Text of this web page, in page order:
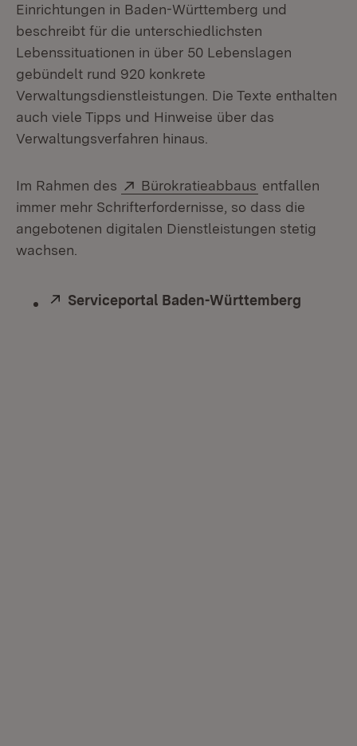
Einrichtungen in Baden-Württemberg und
beschreibt für die unterschiedlichsten
Lebenssituationen in über 50 Lebenslagen
gebündelt rund 920 konkrete
Verwaltungsdienstleistungen. Die Texte enthalten
auch viele Tipps und Hinweise über das
Verwaltungsverfahren hinaus.
Im Rahmen des Extern:
Bürokratieabbaus (Öffnet in
entfallen
immer mehr Schrifterfordernisse, so dass die
angebotenen digitalen Dienstleistungen stetig
wachsen.
Extern:
Serviceportal Baden-Württemberg